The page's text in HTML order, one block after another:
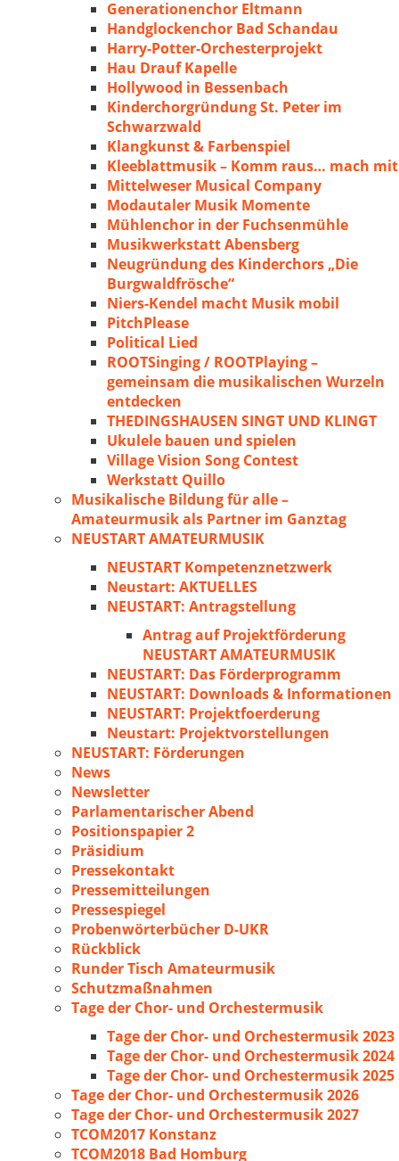
Generationenchor Eltmann
Handglockenchor Bad Schandau
Harry-Potter-Orchesterprojekt
Hau Drauf Kapelle
Hollywood in Bessenbach
Kinderchorgründung St. Peter im
Schwarzwald
Klangkunst & Farbenspiel
Kleeblattmusik – Komm raus… mach mit
Mittelweser Musical Company
Modautaler Musik Momente
Mühlenchor in der Fuchsenmühle
Musikwerkstatt Abensberg
Neugründung des Kinderchors „Die
Burgwaldfrösche“
Niers-Kendel macht Musik mobil
PitchPlease
Political Lied
ROOTSinging / ROOTPlaying –
gemeinsam die musikalischen Wurzeln
entdecken
THEDINGSHAUSEN SINGT UND KLINGT
Ukulele bauen und spielen
Village Vision Song Contest
Werkstatt Quillo
Musikalische Bildung für alle –
Amateurmusik als Partner im Ganztag
NEUSTART AMATEURMUSIK
NEUSTART Kompetenznetzwerk
Neustart: AKTUELLES
NEUSTART: Antragstellung
Antrag auf Projektförderung
NEUSTART AMATEURMUSIK
NEUSTART: Das Förderprogramm
NEUSTART: Downloads & Informationen
NEUSTART: Projektfoerderung
Neustart: Projektvorstellungen
NEUSTART: Förderungen
News
Newsletter
Parlamentarischer Abend
Positionspapier 2
Präsidium
Pressekontakt
Pressemitteilungen
Pressespiegel
Probenwörterbücher D-UKR
Rückblick
Runder Tisch Amateurmusik
Schutzmaßnahmen
Tage der Chor- und Orchestermusik
Tage der Chor- und Orchestermusik 2023
Tage der Chor- und Orchestermusik 2024
Tage der Chor- und Orchestermusik 2025
Tage der Chor- und Orchestermusik 2026
Tage der Chor- und Orchestermusik 2027
TCOM2017 Konstanz
TCOM2018 Bad Homburg